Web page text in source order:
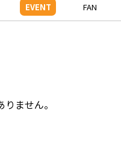
EVENT FAN
ません。